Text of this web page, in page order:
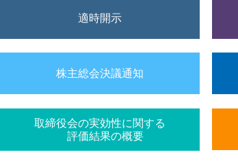
適時開示
株主総会決議通知
取締役会の実効性に関する
評価結果の概要